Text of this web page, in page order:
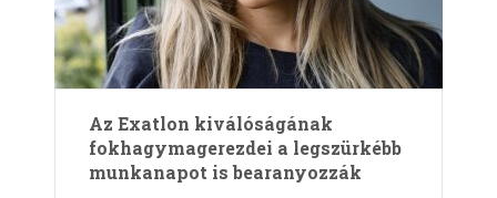
Az Exatlon kiválóságának
fokhagymagerezdei a legszürkébb
munkanapot is bearanyozzák